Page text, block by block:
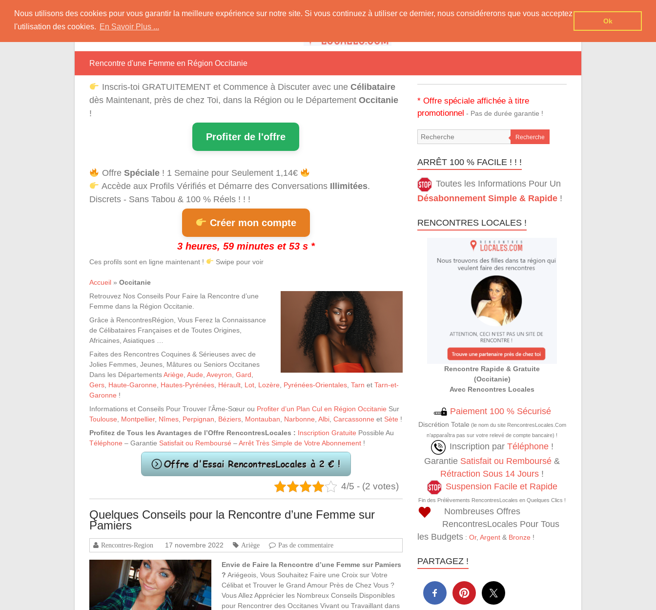
Nous utilisons des cookies pour vous garantir la meilleure expérience sur notre site. Si vous continuez à utiliser ce dernier, nous considérerons que vous acceptez
l'utilisation des cookies. En Savoir Plus ...
Ok
content
Rencontres Région
Rencontrez Une Célibataire Près de chez Vous !
Rencontre d'une Femme en Région Occitanie
Inscris-toi GRATUITEMENT et Commence à Discuter avec une Célibataire
dès Maintenant, près de chez Toi, dans la Région ou le Département Occitanie
!
Profiter de l'offre
Offre Spéciale! 1 Semaine pour Seulement 1,14€
Accède aux Profils Vérifiés et Démarre des Conversations Illimitées.
Discrets - Sans Tabou & 100 % Réels ! ! !
Créer mon compte
3 heures, 59 minutes et 52 s *
Ces profils sont en ligne maintenant ! Swipe pour voir
Accueil » Occitanie
Retrouvez Nos Conseils Pour Faire la Rencontre d’une
Femme dans la Région Occitanie.
Grâce à RencontresRégion, Vous Ferez la Connaissance
de Célibataires Françaises et de Toutes Origines,
Africaines, Asiatiques …
Faites des Rencontres Coquines & Sérieuses avec de
Jolies Femmes, Jeunes, Mâtures ou Seniors Occitanes
Dans les DépartementsAriège Aude Aveyron Gard
Gers Haute-Garonne Hautes-Pyrénées Hérault Lot Lozère Pyrénées-Orientales Tarn et Tarn-et-
Garonne !
Informations et Conseils Pour Trouver l’Âme-Sœur ou Profiter d’un Plan Cul en Région Occitanie Sur
Toulouse
Montpellier, Nîmes Perpignan Béziers Montauban Narbonne Albi Carcassonne et Sète !
Profitez de Tous les Avantages de l’Offre RencontresLocales : Inscription Gratuite Possible Au
Téléphone – Garantie Satisfait ou Remboursé –Arrêt Très Simple de Votre Abonnement !
4/5 - (2 votes)
Quelques Conseils pour la Rencontre d’une Femme sur
Pamiers
Rencontres-Region 17 novembre 2022 Ariège Pas de commentaire
Envie de Faire la Rencontre d’une Femme sur Pamiers
? Ariégeois, Vous Souhaitez Faire une Croix sur Votre
Célibat et Trouver le Grand Amour Près de Chez Vous ?
Vous Allez Apprécier les Nombreux Conseils Disponibles
pour Rencontrer des Occitanes Vivant ou Travaillant dans
* Offre spéciale affichée à titre
promotionnel - Pas de durée garantie !
Recherche
ARRÊT 100 % FACILE ! ! !
Toutes les Informations Pour Un
Désabonnement Simple & Rapide !
RENCONTRES LOCALES !
Rencontre Rapide & Gratuite
(Occitanie)
Avec Rencontres Locales
Paiement 100 % Sécurisé
Discrétion Totale (le nom du site RencontresLocales.Com
n’apparaîtra pas sur votre relevé de compte bancaire) !
Inscription par Téléphone!
Garantie Satisfait ou Remboursé &
Rétraction Sous 14 Jours !
Suspension Facile et Rapide
Fin des Prélèvements RencontresLocales en Quelques Clics !
Nombreuses Offres
RencontresLocales Pour Tous
les Budgets :Or,Argent & Bronze !
PARTAGEZ !